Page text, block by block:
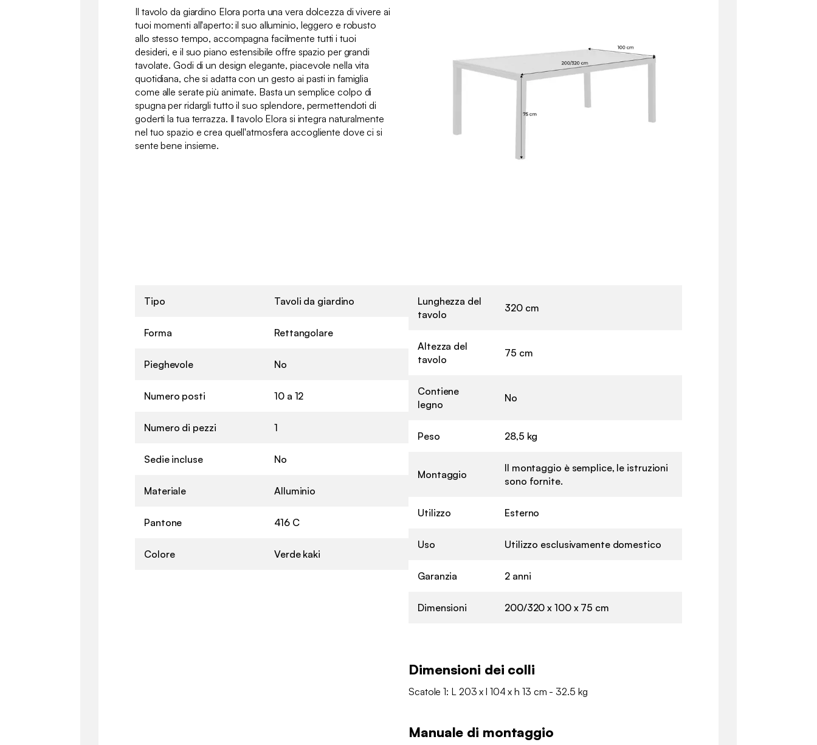
Il tavolo da giardino Elora porta una vera dolcezza di vivere ai
tuoi momenti all'aperto: il suo alluminio, leggero e robusto
allo stesso tempo, accompagna facilmente tutti i tuoi
desideri, e il suo piano estensibile offre spazio per grandi
tavolate. Godi di un design elegante, piacevole nella vita
quotidiana, che si adatta con un gesto ai pasti in famiglia
come alle serate più animate. Basta un semplice colpo di
spugna per ridargli tutto il suo splendore, permettendoti di
goderti la tua terrazza. Il tavolo Elora si integra naturalmente
nel tuo spazio e crea quell'atmosfera accogliente dove ci si
sente bene insieme.
Tipo Tavoli da giardino
Forma Rettangolare
Pieghevole No
Numero posti 10 a 12
Numero di pezzi 1
Sedie incluse No
Materiale Alluminio
Pantone 416 C
Colore Verde kaki
Lunghezza del
tavolo
320 cm
Altezza del
tavolo
75 cm
Contiene
legno
No
Peso 28,5 kg
Montaggio
Il montaggio è semplice, le istruzioni
sono fornite.
Utilizzo Esterno
Uso Utilizzo esclusivamente domestico
Garanzia 2 anni
Dimensioni 200/320 x 100 x 75 cm
Dimensioni dei colli
Scatole 1: L 203 x l 104 x h 13 cm - 32.5 kg
Manuale di montaggio